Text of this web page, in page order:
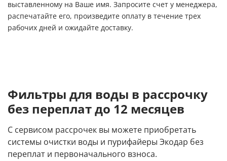
выставленному на Ваше имя. Запросите счет у менеджера,
распечатайте его, произведите оплату в течение трех
рабочих дней и ожидайте доставку.
Фильтры для воды в рассрочку
без переплат до 12 месяцев
С сервисом рассрочек вы можете приобретать
системы очистки воды и пурифайеры Экодар без
переплат и первоначального взноса.